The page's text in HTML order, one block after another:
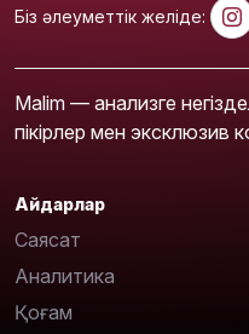
Біз әлеуметтік желіде:
Malim — анализге
пікірлер мен эксклюзив
Айдарлар
Саясат
Аналитика
Қоғам